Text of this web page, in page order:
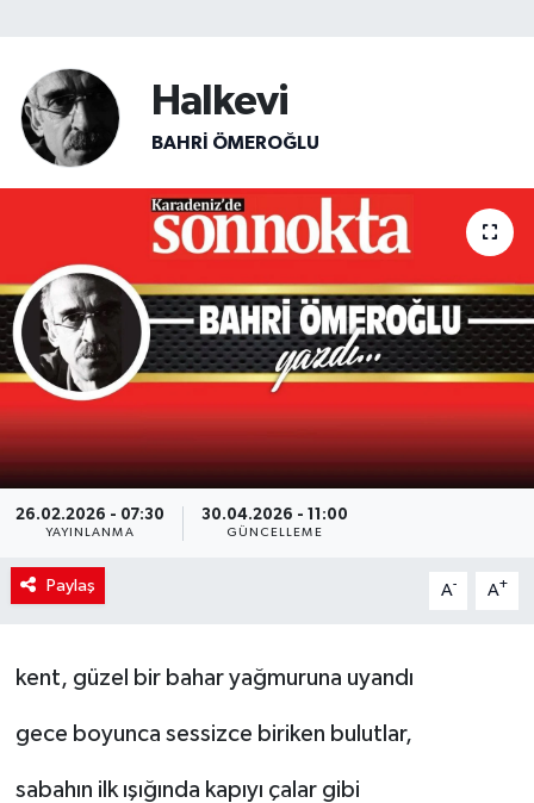
Halkevi
BAHRI ÖMEROĞLU
26.02.2026 - 07:30
YAYINLANMA
30.04.2026 - 11:00
GÜNCELLEME
Paylaş A- A+
kent, güzel bir bahar yağmuruna uyandı
gece boyunca sessizce biriken bulutlar,
sabahın ilk ışığında kapıyı çalar gibi
Teknoloji
TRABZON
TRABZONSPOR
Yaşam